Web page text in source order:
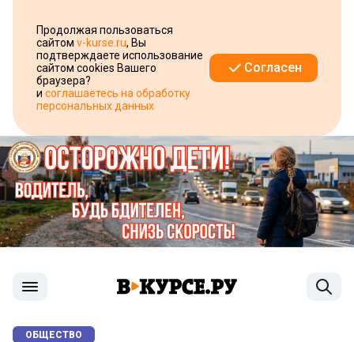
Продолжая пользоваться
сайтом v-kurse.ru, Вы
подтверждаете использование
сайтом cookies Вашего
браузера?
и соглашаетесь на обработку
персональных данных
Согласен
ОБЩЕСТВО